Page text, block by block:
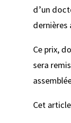
d’un
dernières
Ce prix,
sera
Cet